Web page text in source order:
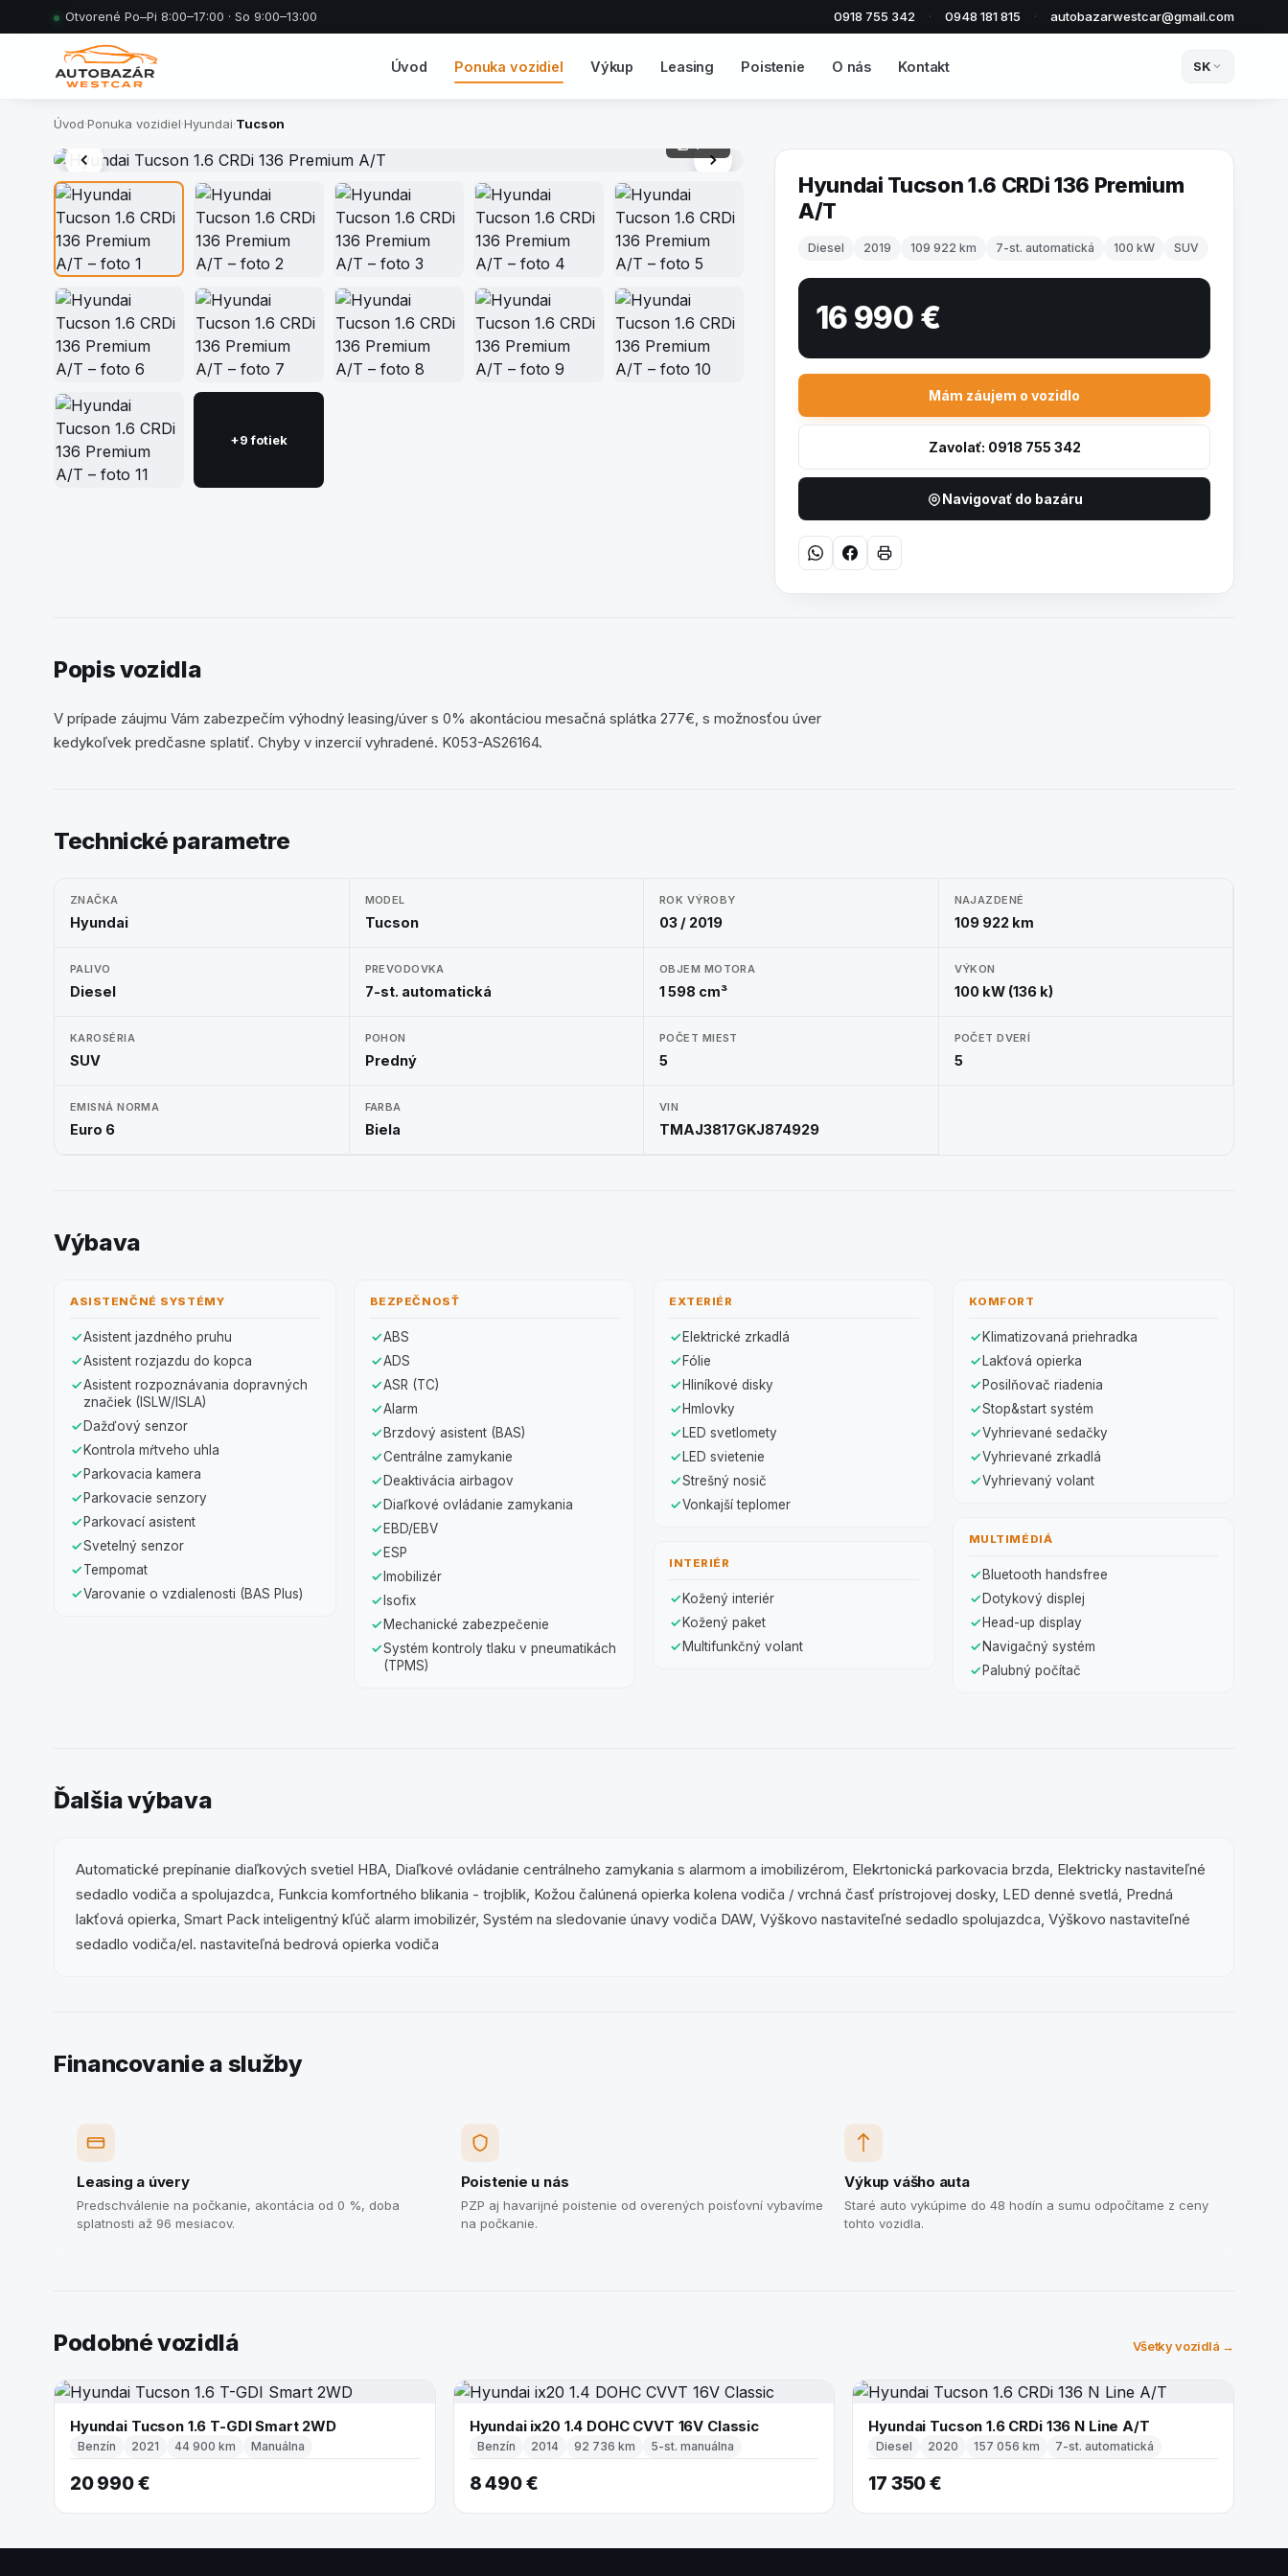
Otvorené Po–Pi 8:00–17:00 · So 9:00–13:00 0918 755 342 · 0948 181 815 · autobazarwestcar@gmail.com
Úvod Ponuka vozidiel Výkup Leasing Poistenie O nás Kontakt SK
Úvod·Ponuka vozidiel·Hyundai·Tucson
+9 fotiek
Hyundai Tucson 1.6 CRDi 136 Premium
A/T
Diesel 2019 109 922 km 7-st. automatická 100 kW SUV
16 990 €
Mám záujem o vozidlo
Zavolať: 0918 755 342
Navigovať do bazáru
Popis vozidla
V prípade záujmu Vám zabezpečím výhodný leasing/úver s 0% akontáciou mesačná splátka 277€, s možnosťou úver
kedykoľvek predčasne splatiť. Chyby v inzercií vyhradené. K053-AS26164.
Technické parametre
ZNAČKA
Hyundai
MODEL
Tucson
ROK VÝROBY
03 / 2019
NAJAZDENÉ
109 922 km
PALIVO
Diesel
PREVODOVKA
7-st. automatická
OBJEM MOTORA
1 598 cm³
VÝKON
100 kW (136 k)
KAROSÉRIA
SUV
POHON
Predný
POČET MIEST
5
POČET DVERÍ
5
EMISNÁ NORMA
Euro 6
FARBA
Biela
VIN
TMAJ3817GKJ874929
Výbava
ASISTENČNÉ SYSTÉMY
Asistent jazdného pruhu
Asistent rozjazdu do kopca
Asistent rozpoznávania dopravných
značiek (ISLW/ISLA)
Dažďový senzor
Kontrola mŕtveho uhla
Parkovacia kamera
Parkovacie senzory
Parkovací asistent
Svetelný senzor
Tempomat
Varovanie o vzdialenosti (BAS Plus)
BEZPEČNOSŤ
ABS
ADS
ASR (TC)
Alarm
Brzdový asistent (BAS)
Centrálne zamykanie
Deaktivácia airbagov
Diaľkové ovládanie zamykania
EBD/EBV
ESP
Imobilizér
Isofix
Mechanické zabezpečenie
Systém kontroly tlaku v pneumatikách
(TPMS)
EXTERIÉR
Elektrické zrkadlá
Fólie
Hliníkové disky
Hmlovky
LED svetlomety
LED svietenie
Strešný nosič
Vonkajší teplomer
INTERIÉR
Kožený interiér
Kožený paket
Multifunkčný volant
KOMFORT
Klimatizovaná priehradka
Lakťová opierka
Posilňovač riadenia
Stop&start systém
Vyhrievané sedačky
Vyhrievané zrkadlá
Vyhrievaný volant
MULTIMÉDIÁ
Bluetooth handsfree
Dotykový displej
Head-up display
Navigačný systém
Palubný počítač
Ďalšia výbava
Automatické prepínanie diaľkových svetiel HBA, Diaľkové ovládanie centrálneho zamykania s alarmom a imobilizérom, Elekrtonická parkovacia brzda, Elektricky nastaviteľné
sedadlo vodiča a spolujazdca, Funkcia komfortného blikania - trojblik, Kožou čalúnená opierka kolena vodiča / vrchná časť prístrojovej dosky, LED denné svetlá, Predná
lakťová opierka, Smart Pack inteligentný kľúč alarm imobilizér, Systém na sledovanie únavy vodiča DAW, Výškovo nastaviteľné sedadlo spolujazdca, Výškovo nastaviteľné
sedadlo vodiča/el. nastaviteľná bedrová opierka vodiča
Financovanie a služby
Leasing a úvery
Predschválenie na počkanie, akontácia od 0 %, doba
splatnosti až 96 mesiacov.
Poistenie u nás
PZP aj havarijné poistenie od overených poisťovní vybavíme
na počkanie.
Výkup vášho auta
Staré auto vykúpime do 48 hodín a sumu odpočítame z ceny
tohto vozidla.
Podobné vozidlá Všetky vozidlá →
Hyundai Tucson 1.6 T-GDI Smart 2WD
Benzín 2021 44 900 km Manuálna
20 990 €
Hyundai ix20 1.4 DOHC CVVT 16V Classic
Benzín 2014 92 736 km 5-st. manuálna
8 490 €
Hyundai Tucson 1.6 CRDi 136 N Line A/T
Diesel 2020 157 056 km 7-st. automatická
17 350 €